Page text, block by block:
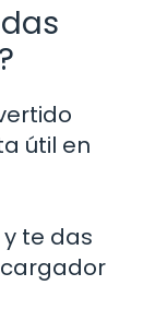
útil en
te das